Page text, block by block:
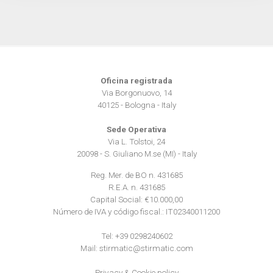
informazioni sul modo in cui utilizza il nostro sito con i
nostri partner che si occupano di analisi dei dati web,
con altre informazioni che ha fornito loro o che hanno
raccolto dal suo utilizzo dei loro servizi.
Oficina registrada
Via Borgonuovo, 14
40125 - Bologna - Italy
Sede Operativa
Via L. Tolstoi, 24
20098 - S. Giuliano M.se (MI) - Italy
Reg. Mer. de BO n. 431685
R.E.A. n. 431685
Capital Social: €10.000,00
Número de IVA y código fiscal.: IT02340011200
Tel: +39 0298240602
Mail: stirmatic@stirmatic.com